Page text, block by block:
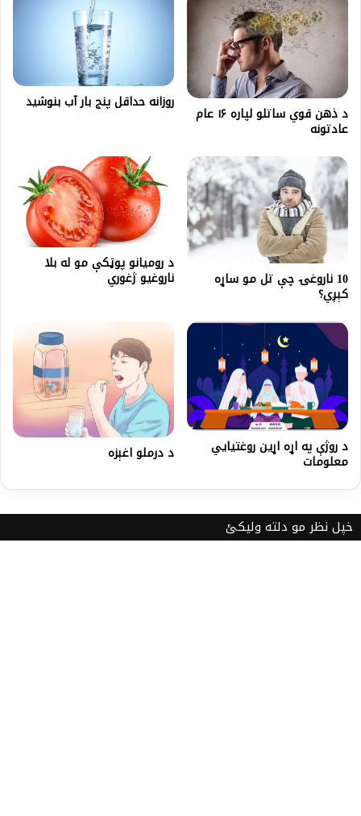
د ذهن قوي ساتلو لپاره ۱۶ عام
عادتونه
روزانه حداقل پنج بار آب بنوشید
10 ناروغۍ چې تل مو ساړه
کېږي؟
د رومیانو پوټکې مو له بلا
ناروغیو ژغوري
د روژې په اړه اړین روغتیايي
معلومات د درملو اغېزه
خپل نظر مو دلته ولیکئ